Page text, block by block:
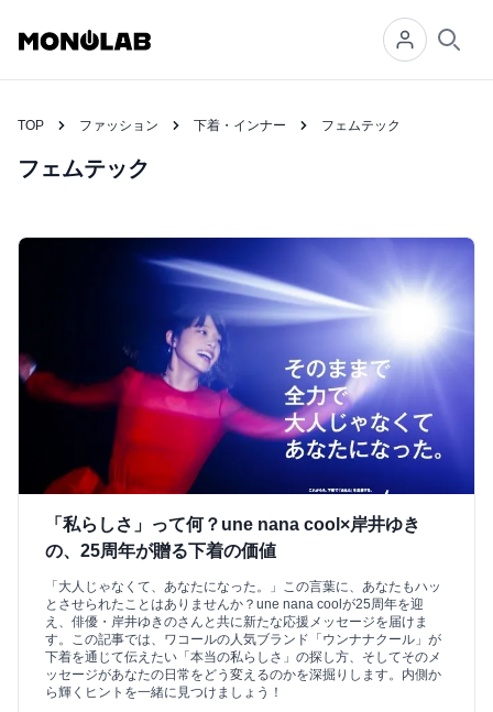
TOP ファッション 下着・インナー フェムテック
フェムテック
「私らしさ」って何？une nana cool×岸井ゆき
の、25周年が贈る下着の価値
「大人じゃなくて、あなたになった。」この言葉に、あなたもハッ
とさせられたことはありませんか？une nana coolが25周年を迎
え、俳優・岸井ゆきのさんと共に新たな応援メッセージを届けま
す。この記事では、ワコールの人気ブランド「ウンナナクール」が
下着を通じて伝えたい「本当の私らしさ」の探し方、そしてそのメ
ッセージがあなたの日常をどう変えるのかを深掘りします。内側か
ら輝くヒントを一緒に見つけましょう！